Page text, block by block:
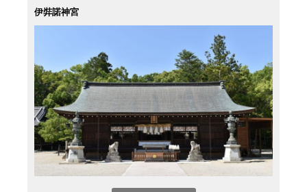
伊弉諾神宮